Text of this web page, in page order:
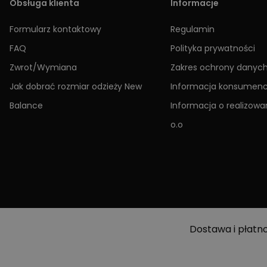
Obsługa klienta
Formularz kontaktowy
FAQ
Zwrot/Wymiana
Jak dobrać rozmiar odzieży New
Balance
Informacje
Regulamin
Polityka prywatności
Zakres ochrony
Informacja
Informacja o
o.o
Dostawa i